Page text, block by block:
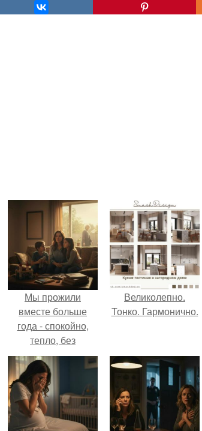
Мы прожили
вместе больше
года - спокойно,
тепло, без
конфликтов.
Великолепно.
Тонко. Гармонично.